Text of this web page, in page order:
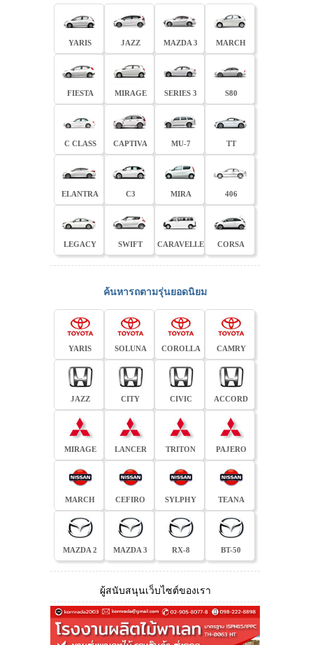
YARIS JAZZ MAZDA 3 MARCH
FIESTA MIRAGE SERIES 3 S80
C CLASS CAPTIVA MU-7 TT
ELANTRA C3 MIRA 406
LEGACY SWIFT CARAVELLE CORSA
ค้นหารถตามรุ่นยอดนิยม
YARIS SOLUNA COROLLA CAMRY
JAZZ CITY CIVIC ACCORD
MIRAGE LANCER TRITON PAJERO
MARCH CEFIRO SYLPHY TEANA
MAZDA 2 MAZDA 3 RX-8 BT-50
ผู้สนับสนุนเว็บไซต์ของเรา